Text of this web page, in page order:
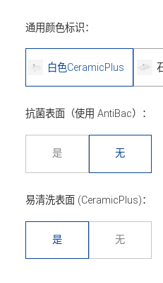
通用颜色标识：
白色CeramicPlus
抗菌表面（使用 AntiBac）：
是 无
易清洗表面 (CeramicPlus)：
是 无